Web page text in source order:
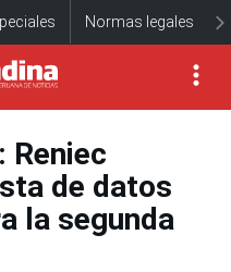
Normas legales
Reniec
de datos
la segunda